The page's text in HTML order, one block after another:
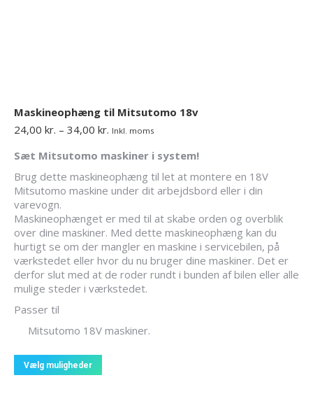
Maskineophæng til Mitsutomo 18v
24,00 kr. – 34,00 kr. Prisinterval:
til
34,00 kr.
Inkl. moms
Sæt Mitsutomo maskiner i system!
Brug dette maskineophæng til let at montere en 18V
Mitsutomo maskine under dit arbejdsbord eller i din
varevogn.
Maskineophænget er med til at skabe orden og overblik
over dine maskiner. Med dette maskineophæng kan du
hurtigt se om der mangler en maskine i servicebilen, på
værkstedet eller hvor du nu bruger dine maskiner. Det er
derfor slut med at de roder rundt i bunden af bilen eller alle
mulige steder i værkstedet.
Passer til
Mitsutomo 18V maskiner.
Vælg muligheder
vare